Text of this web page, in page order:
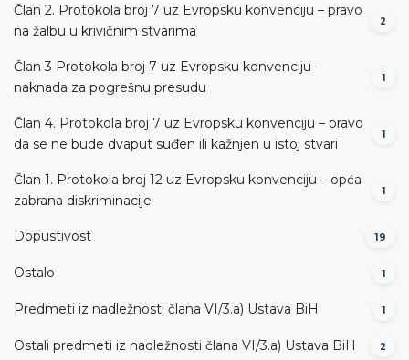
Član 2. Protokola broj 7 uz Evropsku konvenciju – pravo
na žalbu u krivičnim stvarima
2
Član 3 Protokola broj 7 uz Evropsku konvenciju –
naknada za pogrešnu presudu
1
Član 4. Protokola broj 7 uz Evropsku konvenciju – pravo
da se ne bude dvaput suđen ili kažnjen u istoj stvari
1
Član 1. Protokola broj 12 uz Evropsku konvenciju – opća
zabrana diskriminacije
1
Dopustivost 19
Ostalo 1
Predmeti iz nadležnosti člana VI/3.а) Ustava BiH 1
Ostali predmeti iz nadležnosti člana VI/3.а) Ustava BiH 2